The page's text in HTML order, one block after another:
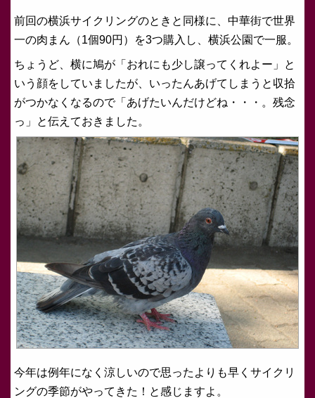
前回の横浜サイクリングのときと同様に、中華街で世界
一の肉まん（1個90円）を3つ購入し、横浜公園で一服。
ちょうど、横に鳩が「おれにも少し譲ってくれよー」と
いう顔をしていましたが、いったんあげてしまうと収拾
がつかなくなるので「あげたいんだけどね・・・。残念
っ」と伝えておきました。
今年は例年になく涼しいので思ったよりも早くサイクリ
ングの季節がやってきた！と感じますよ。